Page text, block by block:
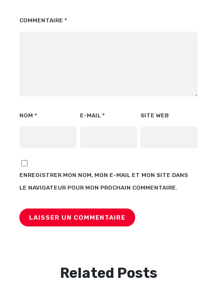
COMMENTAIRE *
NOM * E-MAIL* SITE WEB
ENREGISTRER MON NOM, MON E-MAIL ET MON SITE DANS
LE NAVIGATEUR POUR MON PROCHAIN COMMENTAIRE.
Related Posts